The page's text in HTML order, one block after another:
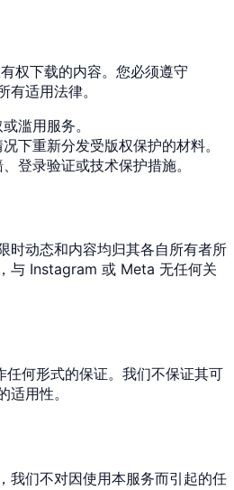
权下载的内容。您必须遵守
适用法律。
滥用服务。
下重新分发受版权保护的材料。
登录验证或技术保护措施。
时动态和内容均归其各自所有者所
与 Instagram 或 Meta 无任何关
任何形式的保证。我们不保证其可
适用性。
我们不对因使用本服务而引起的任